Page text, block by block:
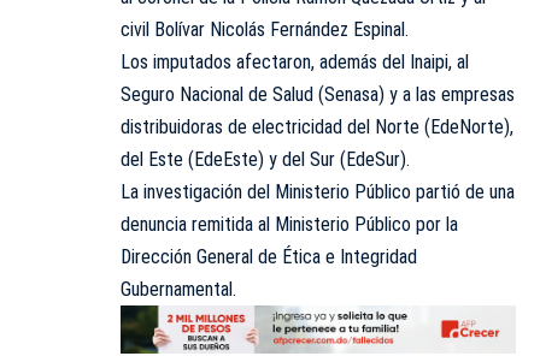
civil Bolívar Nicolás Fernández Espinal.
Los imputados afectaron, además del Inaipi, al
Seguro Nacional de Salud (Senasa) y a las empresas
distribuidoras de electricidad del Norte (EdeNorte),
del Este (EdeEste) y del Sur (EdeSur).
La investigación del Ministerio Público partió de una
denuncia remitida al Ministerio Público por la
Dirección General de Ética e Integridad
Gubernamental.